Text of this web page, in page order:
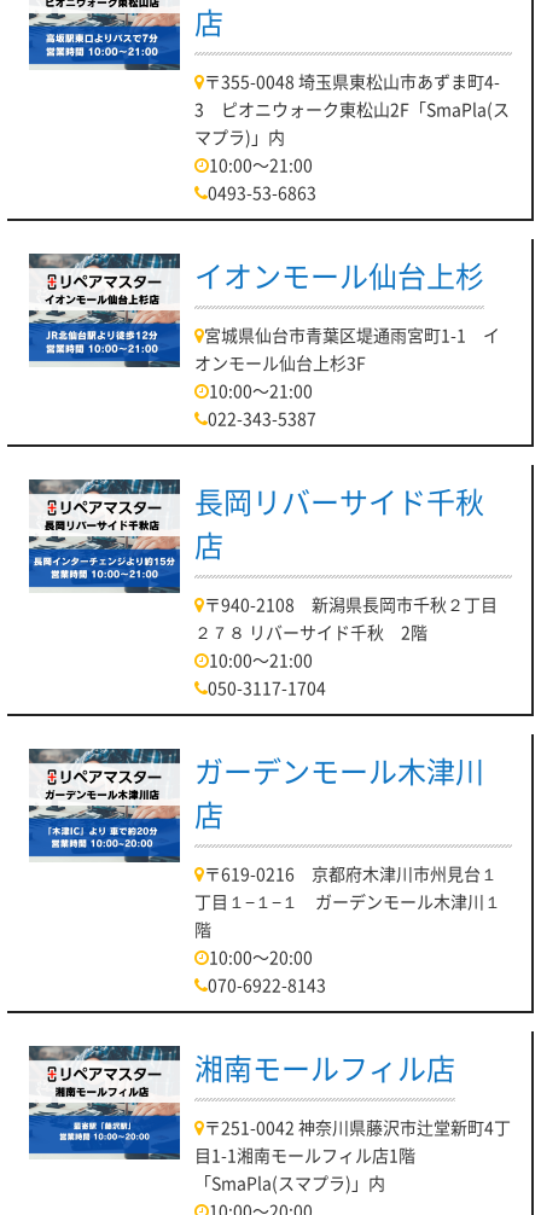
店
〒355-0048 埼玉県東松山市あずま町4-
3 ピオニウォーク東松山2F「SmaPla(ス
マプラ)」内
10:00～21:00
0493-53-6863
イオンモール仙台上杉
宮城県仙台市青葉区堤通雨宮町1-1 イ
オンモール仙台上杉3F
10:00～21:00
022-343-5387
長岡リバーサイド千秋
店
〒940-2108 新潟県長岡市千秋２丁目
２７８ リバーサイド千秋 2階
10:00～21:00
050-3117-1704
ガーデンモール木津川
店
〒619-0216 京都府木津川市州見台１
丁目１−１−１ ガーデンモール木津川１
階
10:00～20:00
070-6922-8143
湘南モールフィル店
〒251-0042 神奈川県藤沢市辻堂新町4丁
目1-1湘南モールフィル店1階
「SmaPla(スマプラ)」内